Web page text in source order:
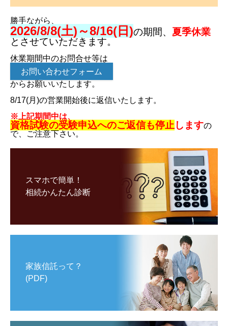
勝手ながら、
2026/8/8(土)～8/16(日)の期間、 夏季休業
とさせていただきます。
休業期間中のお問合せ等は
お問い合わせフォーム
からお願いいたします。
8/17(月)の営業開始後に返信いたします。
※上記期間中は、
資格試験の受験申込へのご返信も停止 しますの
で、ご注意下さい。
スマホで簡単！
相続かんたん診断
家族信託って？
(PDF)